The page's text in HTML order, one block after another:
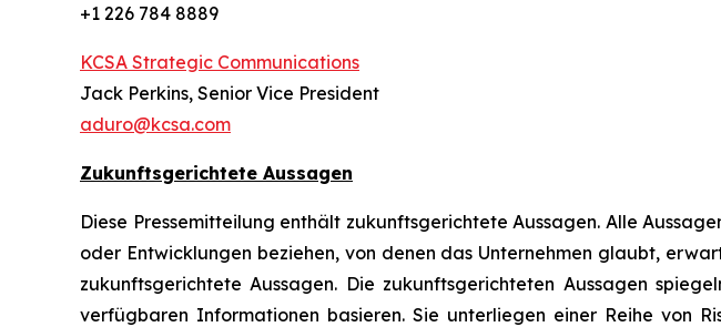
+1 226 784 8889
KCSA Strategic Communications
Jack Perkins, Senior Vice President
aduro@kcsa.com
Zukunftsgerichtete Aussagen
Diese Pressemitteilung enthält zukunftsgerichtete Aussagen. Alle
oder Entwicklungen beziehen, von denen das Unternehmen glaubt,
zukunftsgerichtete Aussagen. Die zukunftsgerichteten Aussagen
verfügbaren Informationen basieren. Sie unterliegen einer Reihe von